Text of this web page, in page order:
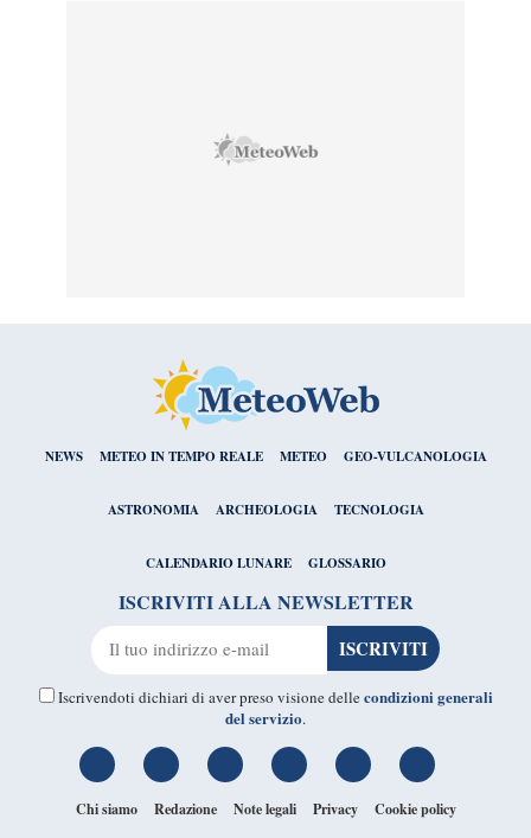
NEWS METEO IN TEMPO REALE METEO GEO-VULCANOLOGIA
ASTRONOMIA ARCHEOLOGIA TECNOLOGIA
CALENDARIO LUNARE GLOSSARIO
ISCRIVITI ALLA NEWSLETTER
Iscrivendoti dichiari di aver preso visione dellecondizioni generali
del servizio.
Chi siamo Redazione Note legali Privacy Cookie policy